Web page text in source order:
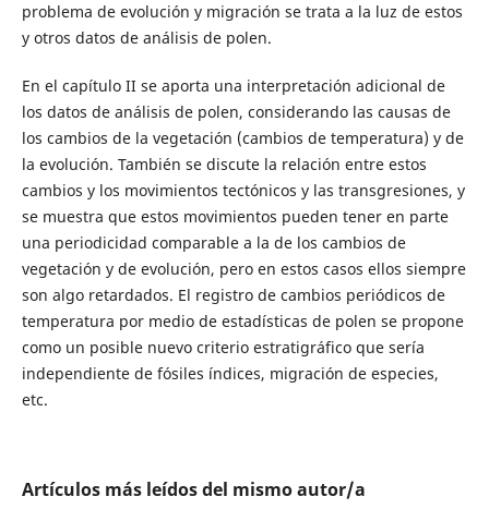
problema de evolución y migración se trata a la luz de estos
y otros datos de análisis de polen.
En el capítulo II se aporta una interpretación adicional de
los datos de análisis de polen, considerando las causas de
los cambios de la vegetación (cambios de temperatura) y de
la evolución. También se discute la relación entre estos
cambios y los movimientos tectónicos y las transgresiones, y
se muestra que estos movimientos pueden tener en parte
una periodicidad comparable a la de los cambios de
vegetación y de evolución, pero en estos casos ellos siempre
son algo retardados. El registro de cambios periódicos de
temperatura por medio de estadísticas de polen se propone
como un posible nuevo criterio estratigráfico que sería
independiente de fósiles índices, migración de especies,
etc.
Artículos más leídos del mismo autor/a